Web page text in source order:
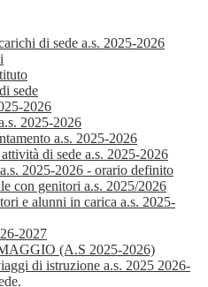
di sede a.s. 2025-2026
sede
2026
2025-2026
a.s. 2025-2026
di sede a.s. 2025-2026
2025-2026 - orario definito
con genitori a.s. 2025/2026
e alunni in carica a.s. 2025-
2027
(A.S 2025-2026)
di istruzione a.s. 2025 2026-